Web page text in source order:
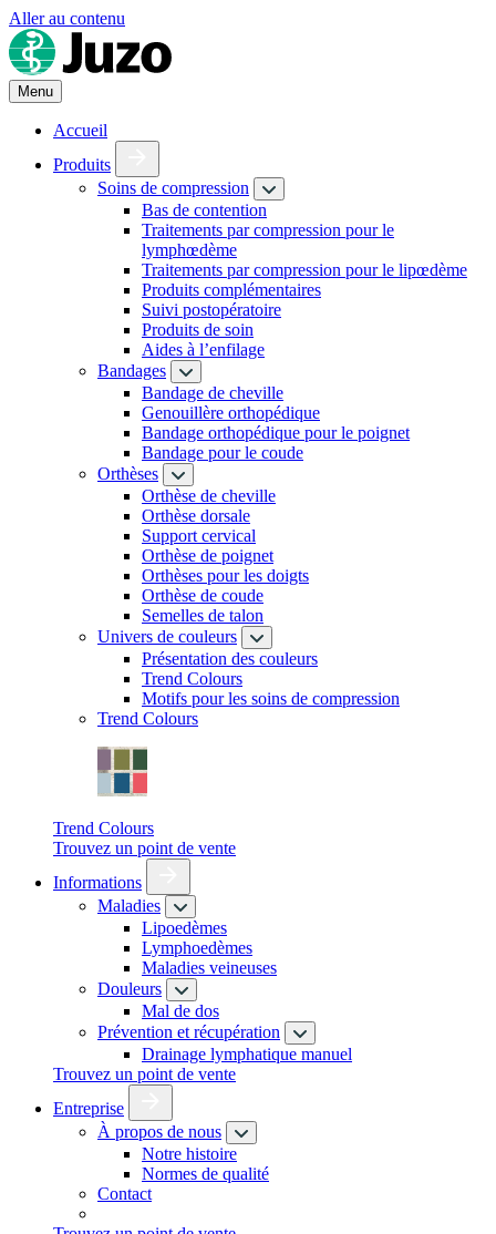
Aller au contenu
Menu
Accueil
Produits
Soins de compression
Bas de contention
Traitements par compression pour le
lymphœdème
Traitements par compression pour le lipœdème
Produits complémentaires
Suivi postopératoire
Produits de soin
Aides à l’enfilage
Bandages
Bandage de cheville
Genouillère orthopédique
Bandage orthopédique pour le poignet
Bandage pour le coude
Orthèses
Orthèse de cheville
Orthèse dorsale
Support cervical
Orthèse de poignet
Orthèses pour les doigts
Orthèse de coude
Semelles de talon
Univers de couleurs
Présentation des couleurs
Trend Colours
Motifs pour les soins de compression
Trend Colours
Trend Colours
Trouvez un point de vente
Informations
Maladies
Lipoedèmes
Lymphoedèmes
Maladies veineuses
Douleurs
Mal de dos
Prévention et récupération
Drainage lymphatique manuel
Trouvez un point de vente
Entreprise
À propos de nous
Notre histoire
Normes de qualité
Contact